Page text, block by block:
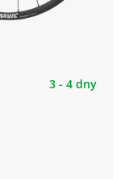
3 - 4 dny